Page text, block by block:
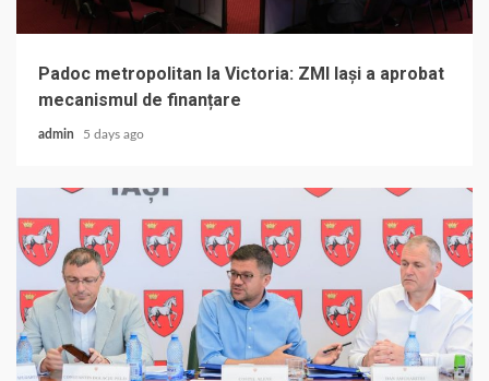
Padoc metropolitan la Victoria: ZMI Iași a aprobat
mecanismul de finanțare
admin 5 days ago